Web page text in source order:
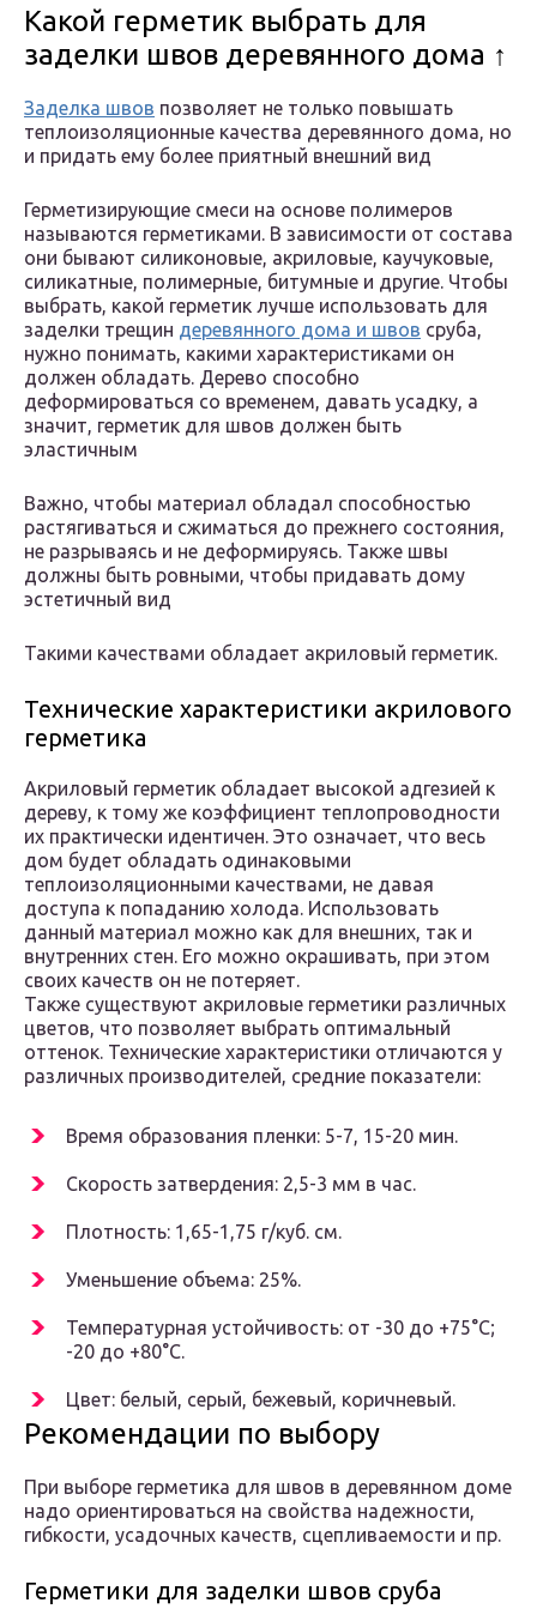
Какой герметик выбрать для
заделки швов деревянного дома ↑
Заделка швов позволяет не только повышать
теплоизоляционные качества деревянного дома, но
и придать ему более приятный внешний вид
Герметизирующие смеси на основе полимеров
называются герметиками. В зависимости от состава
они бывают силиконовые, акриловые, каучуковые,
силикатные, полимерные, битумные и другие. Чтобы
выбрать, какой герметик лучше использовать для
заделки трещин деревянного дома и швов сруба,
нужно понимать, какими характеристиками он
должен обладать. Дерево способно
деформироваться со временем, давать усадку, а
значит, герметик для швов должен быть
эластичным
Важно, чтобы материал обладал способностью
растягиваться и сжиматься до прежнего состояния,
не разрываясь и не деформируясь. Также швы
должны быть ровными, чтобы придавать дому
эстетичный вид
Такими качествами обладает акриловый герметик.
Технические характеристики акрилового
герметика
Акриловый герметик обладает высокой адгезией к
дереву, к тому же коэффициент теплопроводности
их практически идентичен. Это означает, что весь
дом будет обладать одинаковыми
теплоизоляционными качествами, не давая
доступа к попаданию холода. Использовать
данный материал можно как для внешних, так и
внутренних стен. Его можно окрашивать, при этом
своих качеств он не потеряет.
Также существуют акриловые герметики различных
цветов, что позволяет выбрать оптимальный
оттенок. Технические характеристики отличаются у
различных производителей, средние показатели:
Время образования пленки: 5-7, 15-20 мин.
Скорость затвердения: 2,5-3 мм в час.
Плотность: 1,65-1,75 г/куб. см.
Уменьшение объема: 25%.
Температурная устойчивость: от -30 до +75°С;
-20 до +80°С.
Цвет: белый, серый, бежевый, коричневый.
Рекомендации по выбору
При выборе герметика для швов в деревянном доме
надо ориентироваться на свойства надежности,
гибкости, усадочных качеств, сцепливаемости и пр.
Герметики для заделки швов сруба